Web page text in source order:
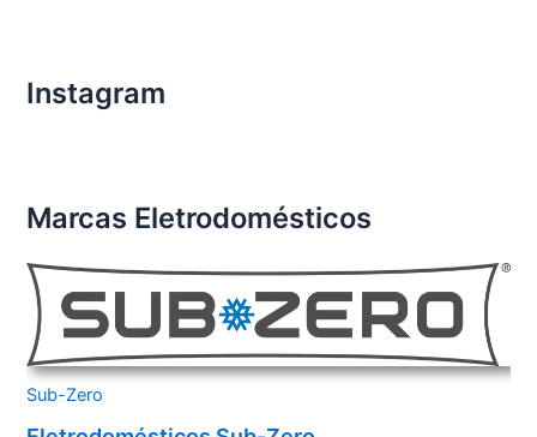
Imports
Rio
Instagram
Marcas Eletrodomésticos
Sub-Zero